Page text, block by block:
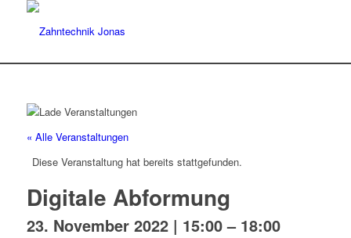
« Alle Veranstaltungen
Diese Veranstaltung hat bereits stattgefunden.
Digitale Abformung
23. November 2022 | 15:00– 18:00